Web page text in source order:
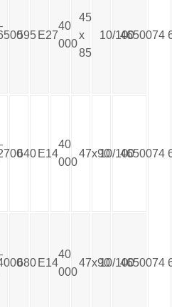
595 E27
40
000
45
х
85
10/1004650074
640 E14
40
000
47х9010/1004650074
680 E14
40
000
47х9010/1004650074